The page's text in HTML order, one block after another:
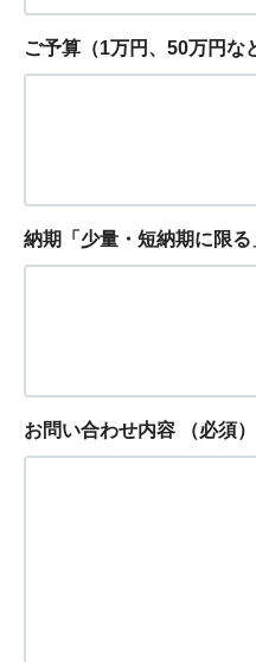
ご予算（1万円、50万円な
納期「少量・短納期に限る
お問い合わせ内容 （必須）